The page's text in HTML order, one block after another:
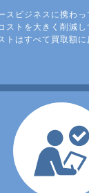
スビジネスに携わっ
ストを大きく削減し
トはすべて買取額に